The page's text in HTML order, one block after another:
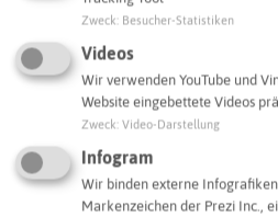
Was ihr hier noch
DATTELN
Zweck Besucher-Statistiken
Videos
Wir verwenden YouTube und
Website eingebettete Videos
Zweck Video-Darstellung
Infogram
Wir binden externe
Markenzeichen der Prezi Inc.,